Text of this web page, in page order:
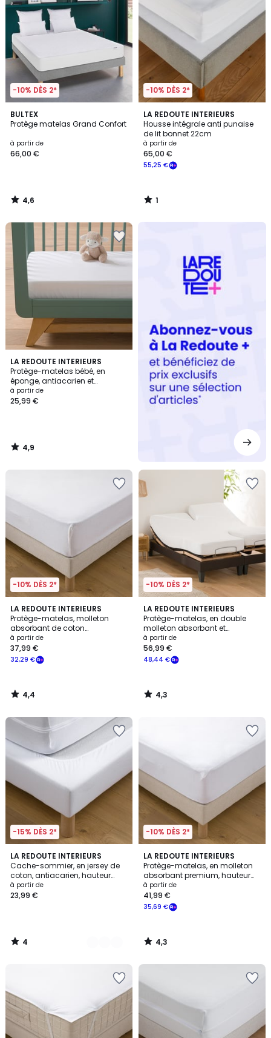
-10% DÈS 2*
BULTEX
Protège matelas Grand Confort
à partir de
66,00 €
4,6
/ 5
4,6
/
-10% DÈS 2*
LA REDOUTE INTERIEURS
Housse intégrale anti punaise
de lit bonnet 22cm
à partir de
55,25 €
65,00 €
1
/
5
1
/
LA REDOUTE INTERIEURS
Protège-matelas bébé, en
éponge, antiacarien et
imperméable, hauteur max 14
cm
à partir de
25,99 €
4,9
/ 5
4,9
/
-10% DÈS 2*
LA REDOUTE INTERIEURS
Protège-matelas, molleton
absorbant de coton
antiacarien, hauteur maxi 20
cm
à partir de
32,29 €
37,99 €
4,4
/ 5
4,4
/
-10% DÈS 2*
LA REDOUTE INTERIEURS
Protège-matelas, en double
molleton absorbant et
antiacarien, hauteur maxi 20
cm
à partir de
48,44 €
56,99 €
4,3
/ 5
4,3
/
-15% DÈS 2*
LA REDOUTE INTERIEURS
Cache-sommier, en jersey de
coton, antiacarien, hauteur
maxi 25 cm
à partir de
23,99 €
4
/
5
5
Couleurs
4
/
-10% DÈS 2*
LA REDOUTE INTERIEURS
Protège-matelas, en molleton
absorbant premium, hauteur
maxi 25 cm
à partir de
35,69 €
41,99 €
4,3
/ 5
4,3
/